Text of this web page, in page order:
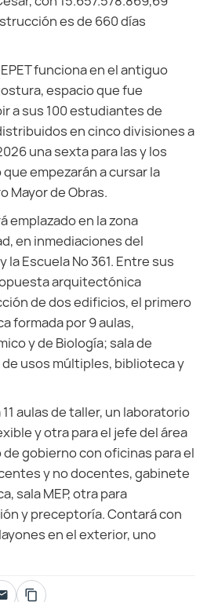
es de 660 días
funciona en el antiguo
espacio que fue
a sus 100 estudiantes de
en cinco divisiones a
una sexta para las y los
empezarán a cursar la
Mayor de Obras.
emplazado en la zona
en inmediaciones del
la Escuela Nº 361. Entre sus
arquitectónica
de dos edificios, el primero
formada por 9 aulas,
y de Biología; sala de
usos múltiples, biblioteca y
aulas de taller, un laboratorio
y otra para el jefe del área
gobierno con oficinas para el
y no docentes, gabinete
sala MEP, otra para
y preceptoría. Contará con
en el exterior, uno